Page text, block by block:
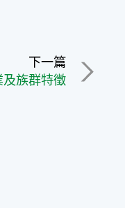
下一篇
族群特徵